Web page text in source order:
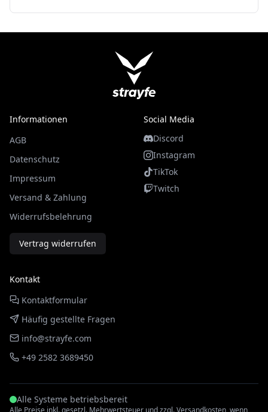
Informationen
AGB
Datenschutz
Impressum
Versand & Zahlung
Widerrufsbelehrung
Vertrag widerrufen
Social Media
Discord
Instagram
TikTok
Twitch
Kontakt
Kontaktformular
Häufig gestellte Fragen
info@strayfe.com
+49 2582 3689450
Alle Systeme betriebsbereit
Alle Preise inkl. gesetzl. Mehrwertsteuer und zzgl. Versandkosten, wenn